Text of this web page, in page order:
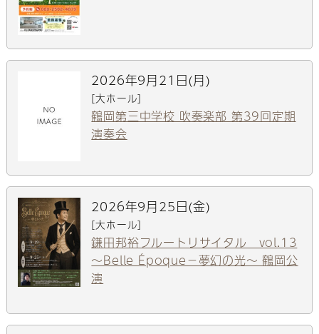
2026年9月21日(月)
[大ホール]
鶴岡第三中学校 吹奏楽部 第39回定期
演奏会
2026年9月25日(金)
[大ホール]
鎌田邦裕フルートリサイタル vol.13
～Belle Époque－夢幻の光～ 鶴岡公
演